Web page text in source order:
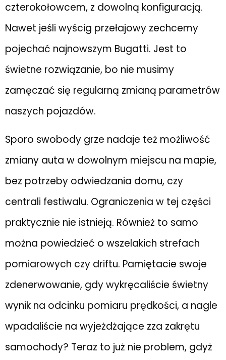
czterokołowcem, z dowolną konfiguracją.
Nawet jeśli wyścig przełajowy zechcemy
pojechać najnowszym Bugatti. Jest to
świetne rozwiązanie, bo nie musimy
zamęczać się regularną zmianą parametrów
naszych pojazdów.
Sporo swobody grze nadaje też możliwość
zmiany auta w dowolnym miejscu na mapie,
bez potrzeby odwiedzania domu, czy
centrali festiwalu. Ograniczenia w tej części
praktycznie nie istnieją. Również to samo
można powiedzieć o wszelakich strefach
pomiarowych czy driftu. Pamiętacie swoje
zdenerwowanie, gdy wykręcaliście świetny
wynik na odcinku pomiaru prędkości, a nagle
wpadaliście na wyjeżdżające zza zakrętu
samochody? Teraz to już nie problem, gdyż